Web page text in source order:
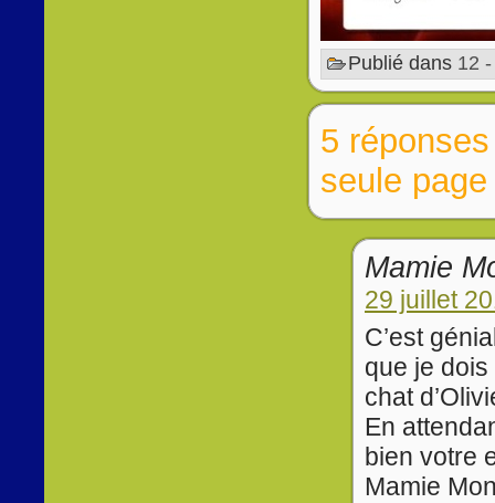
Publié dans 12
5
seule page
Mamie
29 juillet
C’est
que je
chat
En
bien votre
Mamie